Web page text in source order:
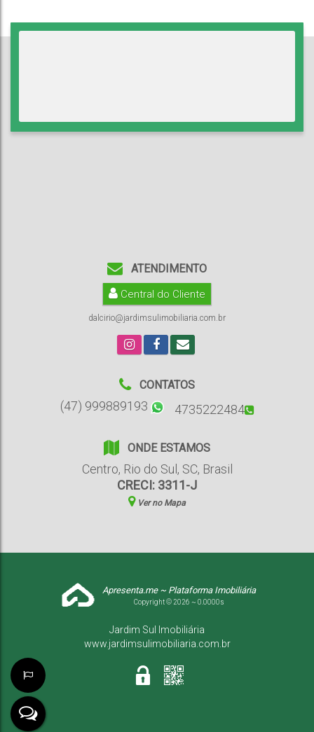
ATENDIMENTO
Central do Cliente
dalcirio@jardimsulimobiliaria.com.br
CONTATOS
(47) 999889193 4735222484
ONDE ESTAMOS
Centro, Rio do Sul , SC, Brasil
CRECI: 3311-J
Ver no Mapa
Apresenta.me ~ Plataforma Imobiliária
Copyright © 2026 ~ 0.0000s
Jardim Sul Imobiliária
www.jardimsulimobiliaria.com.br